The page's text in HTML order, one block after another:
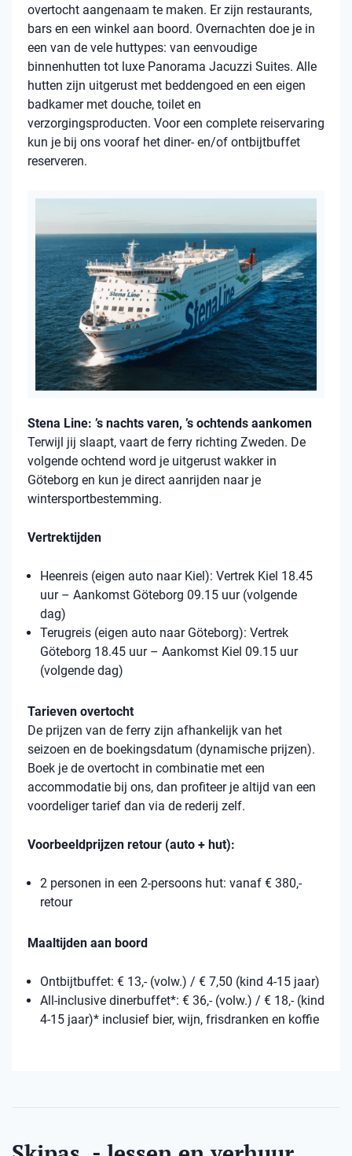
overtocht aangenaam te maken. Er zijn restaurants,
bars en een winkel aan boord. Overnachten doe je in
een van de vele huttypes: van eenvoudige
binnenhutten tot luxe Panorama Jacuzzi Suites. Alle
hutten zijn uitgerust met beddengoed en een eigen
badkamer met douche, toilet en
verzorgingsproducten. Voor een complete reiservaring
kun je bij ons vooraf het diner- en/of ontbijtbuffet
reserveren.
Stena Line: ’s nachts varen, ’s ochtends aankomen
Terwijl jij slaapt, vaart de ferry richting Zweden. De
volgende ochtend word je uitgerust wakker in
Göteborg en kun je direct aanrijden naar je
wintersportbestemming.
Vertrektijden
Heenreis (eigen auto naar Kiel): Vertrek Kiel 18.45
uur – Aankomst Göteborg 09.15 uur (volgende
dag)
Terugreis (eigen auto naar Göteborg): Vertrek
Göteborg 18.45 uur – Aankomst Kiel 09.15 uur
(volgende dag)
Tarieven overtocht
De prijzen van de ferry zijn afhankelijk van het
seizoen en de boekingsdatum (dynamische prijzen).
Boek je de overtocht in combinatie met een
accommodatie bij ons, dan profiteer je altijd van een
voordeliger tarief dan via de rederij zelf.
Voorbeeldprijzen retour (auto + hut):
2 personen in een 2-persoons hut: vanaf € 380,-
retour
Maaltijden aan boord
Ontbijtbuffet: € 13,- (volw.) / € 7,50 (kind 4-15 jaar)
All-inclusive dinerbuffet*: € 36,- (volw.) / € 18,- (kind
4-15 jaar)* inclusief bier, wijn, frisdranken en koffie